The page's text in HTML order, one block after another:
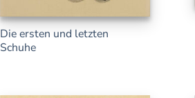
Die ersten und letzten
Schuhe